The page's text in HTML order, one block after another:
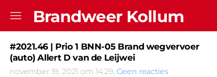
Brandweer Kollum
#2021.46 | Prio 1 BNN-05 Brand wegvervoer
(auto) Allert D van de Leijwei
november 19, 2021 om 14:29, Geen reacties